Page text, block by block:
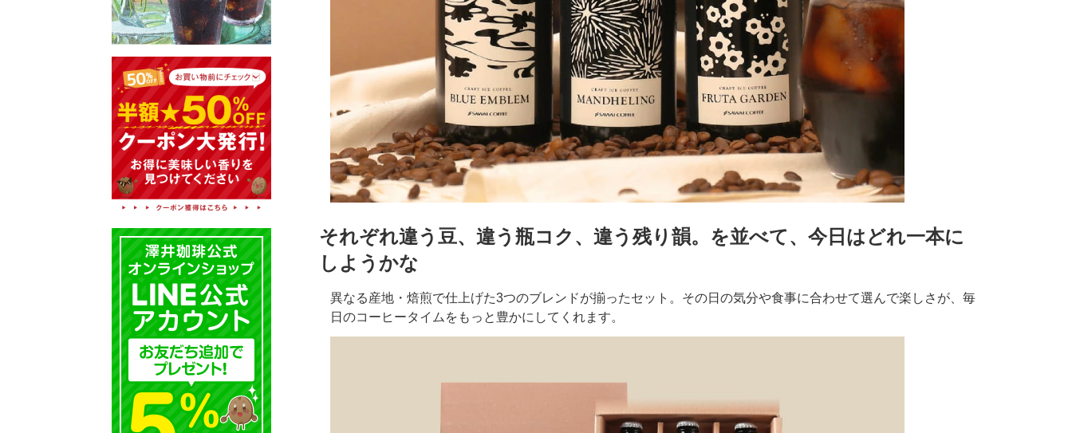
それぞれ違う豆、違う瓶コク、違う残り韻。を並べて、今日はどれ一本に
しようかな
異なる産地・焙煎で仕上げた3つのブレンドが揃ったセット。その日の気分や食事に合わせて選んで楽しさが、毎
日のコーヒータイムをもっと豊かにしてくれます。